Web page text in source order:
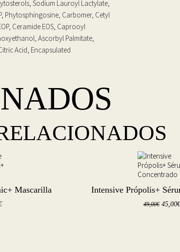
Sodium Lauroyl Lactylate,
Phytosphingosine, Carbomer, Cetyl
Ceramide EOS, Caprooyl
Ascorbyl Palmitate,
Acid, Encapsulated
Mascarilla Intensive Própolis+
49,00€ El
45,00€